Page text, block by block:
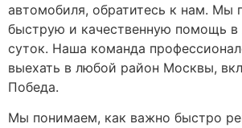
автомобиля, обратитесь к нам. Мы
быструю и качественную помощь
суток. Наша команда
выехать в любой район Москвы,
Победа.
Мы понимаем, как важно быстро